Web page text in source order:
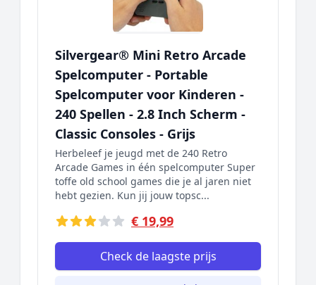
Silvergear® Mini Retro Arcade
Spelcomputer - Portable
Spelcomputer voor Kinderen -
240 Spellen - 2.8 Inch Scherm -
Classic Consoles - Grijs
Herbeleef je jeugd met de 240 Retro
Arcade Games in één spelcomputer Super
toffe old school games die je al jaren niet
hebt gezien. Kun jij jouw topsc...
€ 19,99
Check de laagste prijs